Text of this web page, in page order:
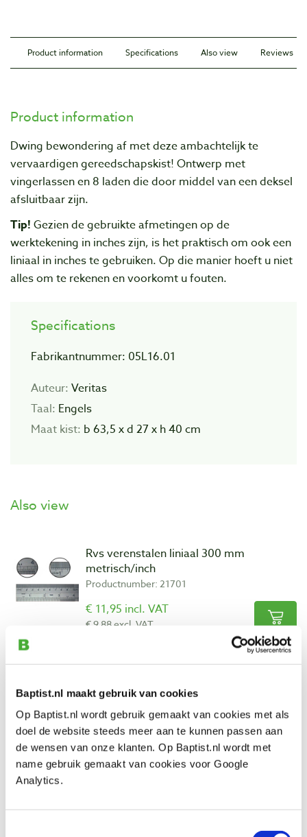
Baptist.nl maakt gebruik van cookies
Op Baptist.nl wordt gebruik gemaakt van cookies met als
doel de website steeds meer aan te kunnen passen aan
de wensen van onze klanten. Op Baptist.nl wordt met
name gebruik gemaakt van cookies voor Google
Analytics.
Product information Specifications Also view Reviews
Product information
Dwing bewondering af met deze ambachtelijk te
vervaardigen gereedschapskist! Ontwerp met
vingerlassen en 8 laden die door middel van een deksel
afsluitbaar zijn.
Tip! Gezien de gebruikte afmetingen op de
werktekening in inches zijn, is het praktisch om ook een
liniaal in inches te gebruiken. Op die manier hoeft u niet
alles om te rekenen en voorkomt u fouten.
Specifications
Fabrikantnummer: 05L16.01
Auteur: Veritas
Taal: Engels
Maat kist: b 63,5 x d 27 x h 40 cm
Also view
Rvs verenstalen liniaal 300 mm
metrisch/inch
Productnumber: 21701
€ 11,95 incl. VAT
€ 9,88 excl. VAT
Compare
Rvs verenstalen liniaal 600 mm
metrisch/inch
Productnumber: 21703
€ 19,60 incl. VAT